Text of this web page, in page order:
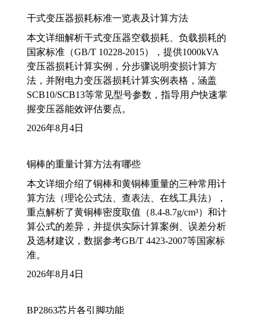
干式变压器损耗标准一览表及计算方法
本文详细解析干式变压器空载损耗、负载损耗的
国家标准（GB/T 10228-2015），提供1000kVA
变压器损耗计算实例，分步骤说明变损计算方
法，并附电力变压器损耗计算实例表格，涵盖
SCB10/SCB13等常见型号参数，指导用户快速掌
握变压器能效评估要点。
2026年8月4日
铜棒的重量计算方法有哪些
本文详细介绍了铜棒和黄铜棒重量的三种常用计
算方法（理论公式法、查表法、在线工具法），
重点解析了黄铜棒密度取值（8.4-8.7g/cm³）和计
算公式的差异，并提供实际计算案例、误差分析
及选材建议，数据参考GB/T 4423-2007等国家标
准。
2026年8月4日
BP2863芯片各引脚功能